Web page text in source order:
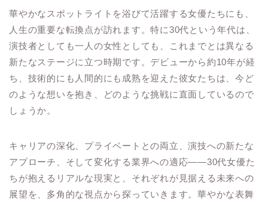
華やかなスポットライトを浴びて活躍する女優たちにも、
人生の重要な転換点が訪れます。特に30代という年代は、
演技者としても一人の女性としても、これまでとは異なる
新たなステージに立つ時期です。デビューから約10年が経
ち、技術的にも人間的にも成熟を迎えた彼女たちは、今ど
のような想いを抱き、どのような挑戦に直面しているので
しょうか。
キャリアの深化、プライベートとの両立、演技への新たな
アプローチ、そして変化する業界への適応——30代女優た
ちが抱えるリアルな現実と、それぞれが見据える未来への
展望を、多角的な視点から探っていきます。華やかな表舞